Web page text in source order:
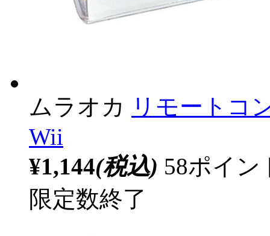
ムラオカ
リモートコ
Wii
¥1,144(税込) 58ポイ
限定数終了